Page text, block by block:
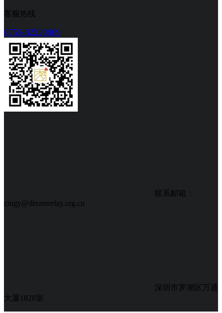
客服热线
0755-82220069
联系邮箱：
cmgy@dreamrelay.org.cn
深圳市罗湖区万通
大厦1828室